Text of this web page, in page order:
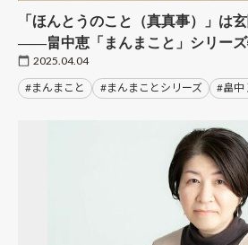
「ほんとうのこと（真真事）」は
――畠中恵「まんまこと」シリーズ
2025.04.04
#まんまこと #まんまことシリーズ #畠中